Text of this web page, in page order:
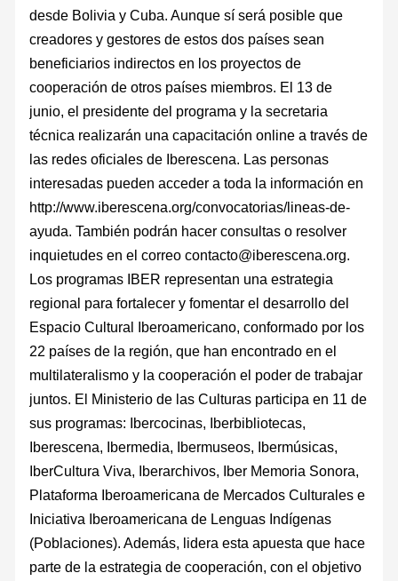
desde Bolivia y Cuba. Aunque sí será posible que
creadores y gestores de estos dos países sean
beneficiarios indirectos en los proyectos de
cooperación de otros países miembros. El 13 de
junio, el presidente del programa y la secretaria
técnica realizarán una capacitación online a través de
las redes oficiales de Iberescena. Las personas
interesadas pueden acceder a toda la información en
http://www.iberescena.org/convocatorias/lineas-de-
ayuda. También podrán hacer consultas o resolver
inquietudes en el correo contacto@iberescena.org.
Los programas IBER representan una estrategia
regional para fortalecer y fomentar el desarrollo del
Espacio Cultural Iberoamericano, conformado por los
22 países de la región, que han encontrado en el
multilateralismo y la cooperación el poder de trabajar
juntos. El Ministerio de las Culturas participa en 11 de
sus programas: Ibercocinas, Iberbibliotecas,
Iberescena, Ibermedia, Ibermuseos, Ibermúsicas,
IberCultura Viva, Iberarchivos, Iber Memoria Sonora,
Plataforma Iberoamericana de Mercados Culturales e
Iniciativa Iberoamericana de Lenguas Indígenas
(Poblaciones). Además, lidera esta apuesta que hace
parte de la estrategia de cooperación, con el objetivo